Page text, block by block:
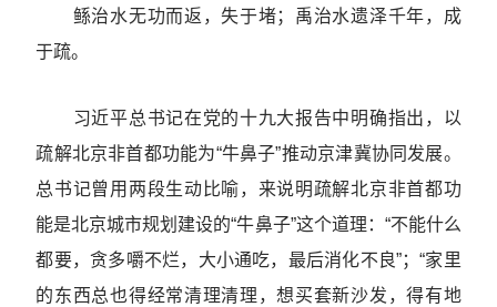
鲧治水无功而返，失于堵；禹治水遗泽千年，成
于疏。
习近平总书记在党的十九大报告中明确指出，以
疏解北京非首都功能为“牛鼻子”推动京津冀协同发展。
总书记曾用两段生动比喻，来说明疏解北京非首都功
能是北京城市规划建设的“牛鼻子”这个道理：“不能什么
都要，贪多嚼不烂，大小通吃，最后消化不良”；“家里
的东西总也得经常清理清理，想买套新沙发，得有地